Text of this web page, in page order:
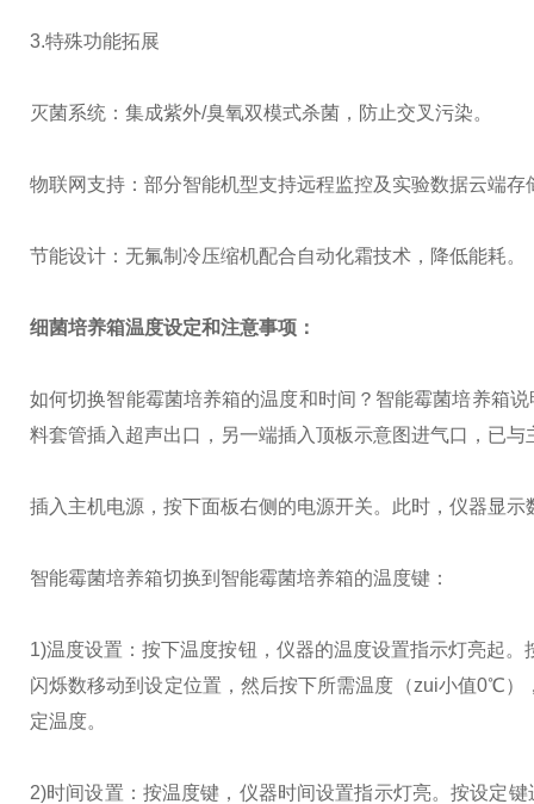
3.特殊功能拓展‌
‌灭菌系统‌：集成紫外/臭氧双模式杀菌，防止交叉污染‌。
物联网支持‌：部分智能机型支持远程监控及实验数据云端存
‌节能设计‌：无氟制冷压缩机配合自动化霜技术，降低能耗‌。
细菌培养箱温度设定和注意事项：
如何切换智能霉菌培养箱的温度和时间？智能霉菌培养箱
料套管插入超声出口，另一端插入顶板示意图进气口，已与
插入主机电源，按下面板右侧的电源开关。此时，仪器显
智能霉菌培养箱切换到智能霉菌培养箱的温度键：
1)温度设置：按下温度按钮，仪器的温度设置指示灯亮起
闪烁数移动到设定位置，然后按下所需温度（zui小值0℃
定温度。
2)时间设置：按温度键，仪器时间设置指示灯亮。按设定